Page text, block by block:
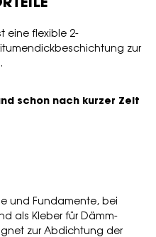
eine flexible 2-
zur
schon nach kurzer Zeit
und Fundamente, bei
als Kleber für Dämm-
zur Abdichtung der